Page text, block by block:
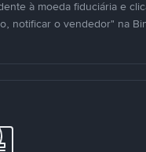
à moeda fiduciária e
notificar o vendedor" na